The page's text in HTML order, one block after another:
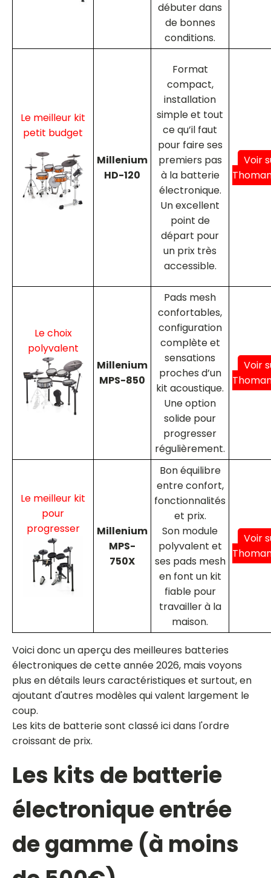
débuter dans
de bonnes
conditions.
Le meilleur kit
petit budget
Millenium
HD-120
Format
compact,
installation
simple et tout
ce qu’il faut
pour faire ses
premiers pas
à la batterie
électronique.
Un excellent
point de
départ pour
un prix très
accessible.
Voir
Le choix
polyvalent
Millenium
MPS-850
Pads mesh
confortables,
configuration
complète et
sensations
proches d’un
kit acoustique.
Une option
solide pour
progresser
régulièrement.
Voir
Le meilleur kit
pour
progresser
Millenium
MPS-
750X
Bon équilibre
entre confort,
fonctionnalités
et prix.
Son module
polyvalent et
ses pads mesh
en font un kit
fiable pour
travailler à la
maison.
Voir
Voici donc un aperçu des meilleures batteries
électroniques de cette année 2026, mais voyons
plus en détails leurs caractéristiques et surtout, en
ajoutant d'autres modèles qui valent largement le
coup.
Les kits de batterie sont classé ici dans l'ordre
croissant de prix.
Les kits de batterie
électronique entrée
de gamme (à moins